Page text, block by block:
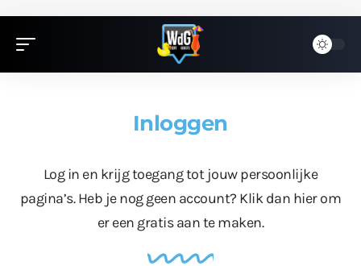
Inloggen
Log in en krijg toegang tot jouw persoonlijke
pagina’s. Heb je nog geen account? Klik dan hierom
er een gratis aan te maken.